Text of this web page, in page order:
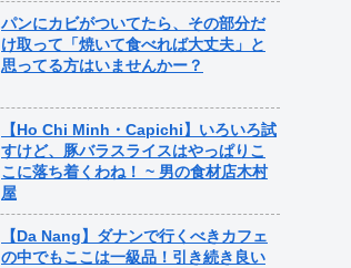
パンにカビがついてたら、その部分だ
け取って「焼いて食べれば大丈夫」と
思ってる方はいませんかー？
【Ho Chi Minh・Capichi】いろいろ試
すけど、豚バラスライスはやっぱりこ
こに落ち着くわね！ ~ 男の食材店木村
屋
【Da Nang】ダナンで行くべきカフェ
の中でもここは一級品！引き続き良い